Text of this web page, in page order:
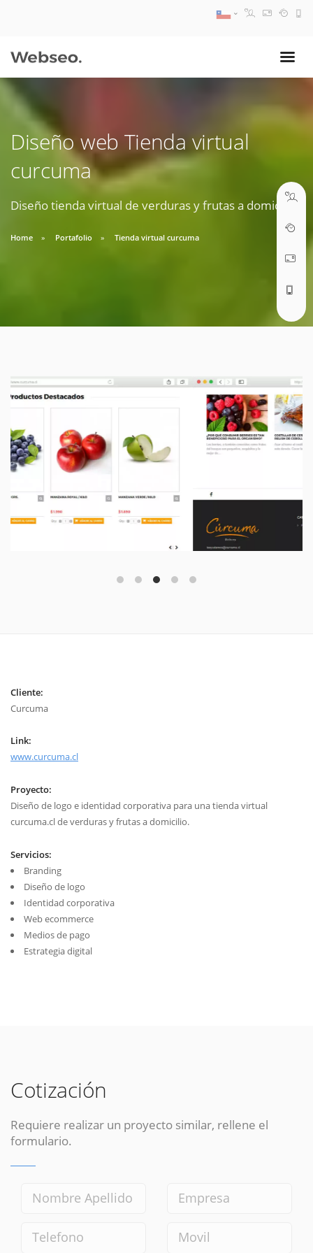
Diseño web Tienda virtual
curcuma
Diseño tienda virtual de verduras y frutas a domicilio.
Home Portafolio Tienda virtual curcuma
Cliente:
Curcuma
Link:
www.curcuma.cl
Proyecto:
Diseño de logo e identidad corporativa para una tienda virtual
curcuma.cl de verduras y frutas a domicilio.
Servicios:
Branding
Diseño de logo
Identidad corporativa
Web ecommerce
Medios de pago
Estrategia digital
Cotización
Requiere realizar un proyecto similar, rellene el
formulario.
09:30 AM A 18:30 PM
soporte@webseo.cl